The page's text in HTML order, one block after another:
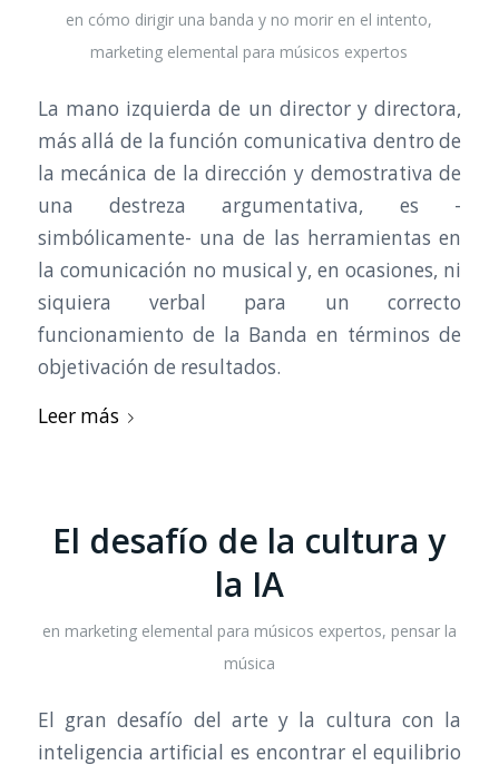
en cómo dirigir una banda y no morir en el intento,
marketing elemental para músicos expertos
La mano izquierda de un director y directora,
más allá de la función comunicativa dentro de
la mecánica de la dirección y demostrativa de
una destreza argumentativa, es -
simbólicamente- una de las herramientas en
la comunicación no musical y, en ocasiones, ni
siquiera verbal para un correcto
funcionamiento de la Banda en términos de
objetivación de resultados.
Leer más
El desafío de la cultura y
la IA
en marketing elemental para músicos expertos, pensar la
música
El gran desafío del arte y la cultura con la
inteligencia artificial es encontrar el equilibrio